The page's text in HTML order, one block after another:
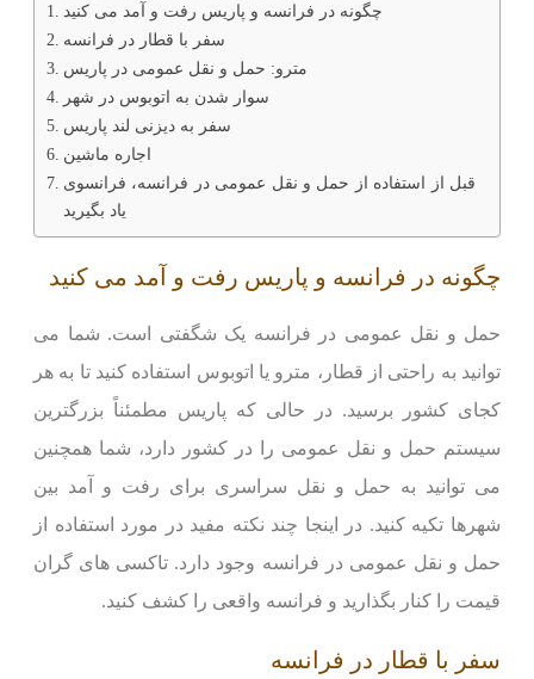
چگونه در فرانسه و پاریس رفت و آمد می کنید
سفر با قطار در فرانسه
مترو: حمل و نقل عمومی در پاریس
سوار شدن به اتوبوس در شهر
سفر به دیزنی لند پاریس
اجاره ماشین
قبل از استفاده از حمل و نقل عمومی در فرانسه، فرانسوی
یاد بگیرید
چگونه در فرانسه و پاریس رفت و آمد می کنید
حمل و نقل عمومی در فرانسه یک شگفتی است. شما می
توانید به راحتی از قطار، مترو یا اتوبوس استفاده کنید تا به هر
کجای کشور برسید. در حالی که پاریس مطمئناً بزرگترین
سیستم حمل و نقل عمومی را در کشور دارد، شما همچنین
می توانید به حمل و نقل سراسری برای رفت و آمد بین
شهرها تکیه کنید. در اینجا چند نکته مفید در مورد استفاده از
حمل و نقل عمومی در فرانسه وجود دارد. تاکسی های گران
قیمت را کنار بگذارید و فرانسه واقعی را کشف کنید.
سفر با قطار در فرانسه